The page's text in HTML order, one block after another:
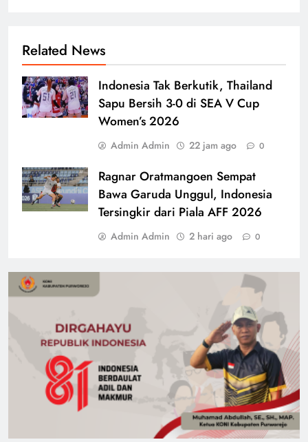
Related News
Indonesia Tak Berkutik, Thailand
Sapu Bersih 3-0 di SEA V Cup
Women’s 2026
Admin Admin 22 jam ago 0
Ragnar Oratmangoen Sempat
Bawa Garuda Unggul, Indonesia
Tersingkir dari Piala AFF 2026
Admin Admin 2 hari ago 0